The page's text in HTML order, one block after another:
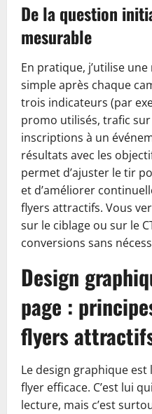
De la question
mesurable
En pratique, j’utilise
simple après chaque
trois indicateurs (par
promo utilisés, trafic
inscriptions à un
résultats avec les
permet d’ajuster le tir
et d’améliorer
flyers attractifs. Vous
sur le ciblage ou sur le
conversions sans
Design
page :
flyers
Le design graphique est
flyer efficace. C’est lui
lecture, mais c’est